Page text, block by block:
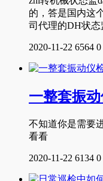
的，答是国内这
司代理的DH状态
2020-11-22 6564 0
一整套振
不知道你是需要
看看
2020-11-22 6134 0